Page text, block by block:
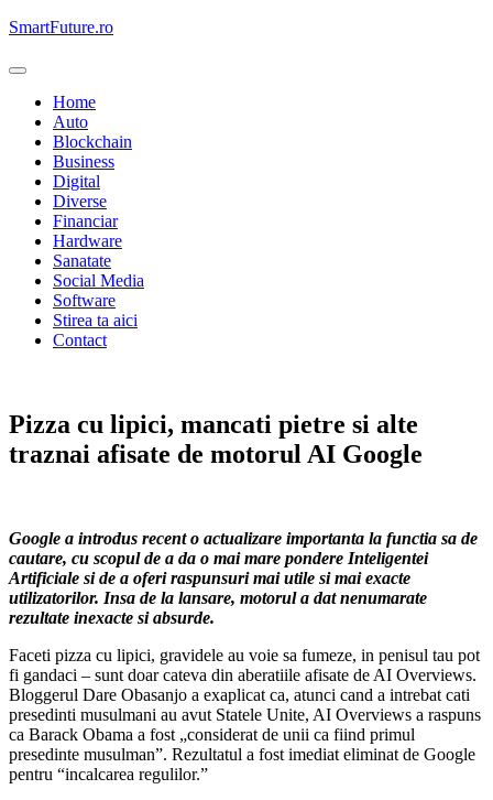
Skip
content
SmartFuture.ro
Home
Auto
Blockchain
Business
Digital
Diverse
Financiar
Hardware
Sanatate
Social Media
Software
Stirea ta aici
Contact
Pizza cu lipici, mancati pietre si alte
traznai afisate de motorul AI Google
Google a introdus recent o actualizare importanta la functia sa de
cautare, cu scopul de a da o mai mare pondere Inteligentei
Artificiale si de a oferi raspunsuri mai utile si mai exacte
utilizatorilor. Insa de la lansare, motorul a dat nenumarate
rezultate inexacte si absurde.
Faceti pizza cu lipici, gravidele au voie sa fumeze, in penisul tau pot
fi gandaci – sunt doar cateva din aberatiile afisate de AI Overviews.
Bloggerul Dare Obasanjo a exaplicat ca, atunci cand a intrebat cati
presedinti musulmani au avut Statele Unite, AI Overviews a raspuns
ca Barack Obama a fost „considerat de unii ca fiind primul
presedinte musulman”. Rezultatul a fost imediat eliminat de Google
pentru “incalcarea regulilor.”